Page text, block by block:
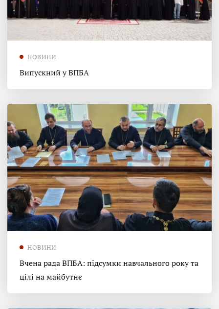
НОВИНИ
Випускний у ВПБА
НОВИНИ
Вчена рада ВПБА: підсумки навчального року та
цілі на майбутнє